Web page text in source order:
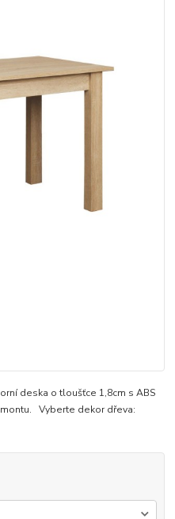
deska o tloušťce 1,8cm s ABS
Vyberte dekor dřeva: